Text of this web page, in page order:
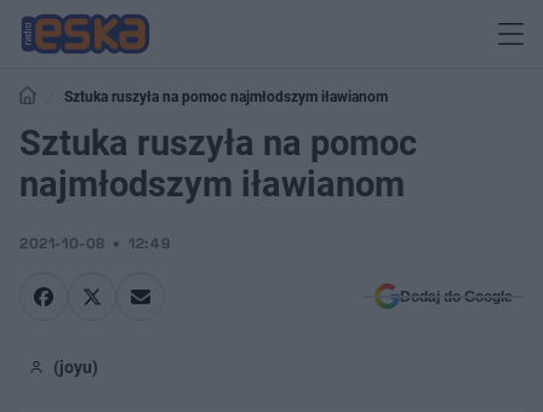
Sztuka ruszyła na pomoc najmłodszym iławianom
Sztuka ruszyła na pomoc
najmłodszym iławianom
2021-10-08 12:49
Dodaj do Google
(joyu)